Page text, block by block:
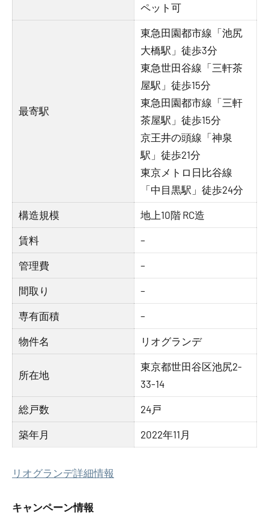
ペット可
最寄駅
東急田園都市線「池尻
大橋駅」徒歩3分
東急世田谷線「三軒茶
屋駅」徒歩15分
東急田園都市線「三軒
茶屋駅」徒歩15分
京王井の頭線「神泉
駅」徒歩21分
東京メトロ日比谷線
「中目黒駅」徒歩24分
構造規模 地上10階 RC造
賃料 –
管理費 –
間取り –
専有面積 –
物件名 リオグランデ
所在地
東京都世田谷区池尻2-
33-14
総戸数 24戸
築年月 2022年11月
リオグランデ詳細情報
キャンペーン情報